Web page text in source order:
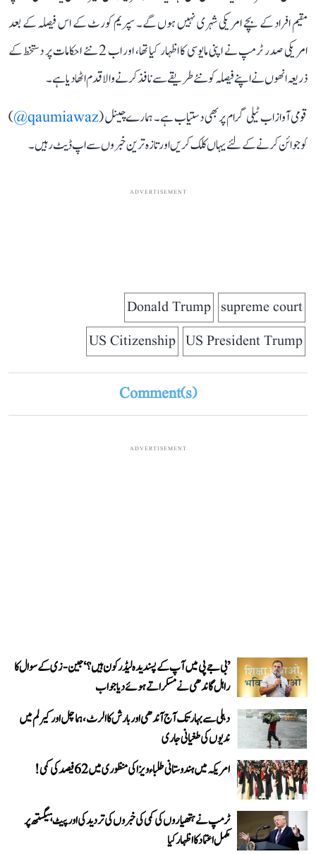
مقیم افراد کے بچے امریکی شہری نہیں ہوں گے۔ سپریم کورٹ کے اس فیصلہ کے بعد
امریکی صدر ٹرمپ نے اپنی مایوسی کا اظہار کیا تھا، اور اب 2 نئے احکامات پر دستخط کے
ذریعہ انھوں نے اپنے فیصلہ کو نئے طریقے سے نافذ کرنے والا قدم اٹھا دیا ہے۔
قومی آواز اب ٹیلی گرام پر بھی دستیاب ہے۔ ہمارے چینل (qaumiawaz@
)
کو جوائن کرنے کے لئے یہاں کلک کریں اور تازہ ترین خبروں سے اپ ڈیٹ رہیں۔
ADVERTISEMENT
supreme court
Donald Trump
US President Trump
US Citizenship
Comment(s)
ADVERTISEMENT
’بی جے پی میں آپ کے پسندیدہ لیڈر کون ہیں؟‘ جین-زی کے سوال کا
راہل گاندھی نے مسکراتے ہوئے دیا جواب
دہلی سے بہار تک آج آندھی اور بارش کا الرٹ، ہماچل اور کیرلم میں
ندیوں کی طغیانی جاری
امریکہ میں ہندوستانی طلباء ویزا کی منظوری میں 62 فیصد کی کمی!
ٹرمپ نے ہتھیاروں کی کمی کی خبروں کی تردید کی اور پیٹ ہیگستھ پر
مکمل اعتماد کا اظہار کیا